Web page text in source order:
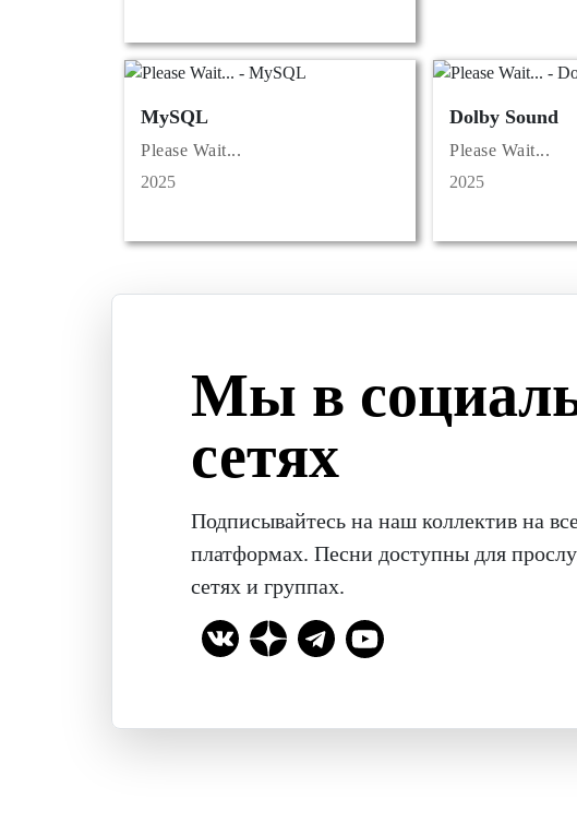
MySQL
Please Wait...
2025
Dolby Sound
Please Wait...
2025
Мы в
сетях
Подписывайтесь на наш коллектив на
платформах. Песни доступны для
сетях и группах.